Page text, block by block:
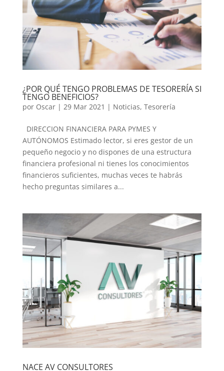
¿POR QUÉ TENGO PROBLEMAS DE TESORERÍA SI
TENGO BENEFICIOS?
por Oscar| 29 Mar 2021 | Noticias, Tesorería
DIRECCION FINANCIERA PARA PYMES Y
AUTÓNOMOS Estimado lector, si eres gestor de un
pequeño negocio y no dispones de una estructura
financiera profesional ni tienes los conocimientos
financieros suficientes, muchas veces te habrás
hecho preguntas similares a...
NACE AV CONSULTORES